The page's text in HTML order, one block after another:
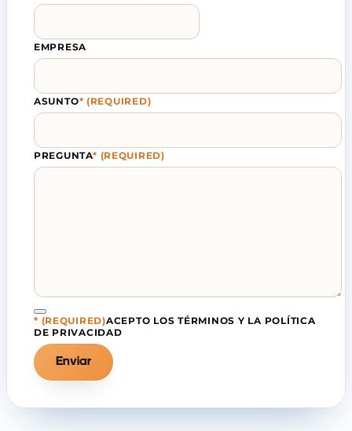
EMPRESA
ASUNTO* (REQUIRED)
PREGUNTA* (REQUIRED)
* (REQUIRED)ACEPTO LOS TÉRMINOS Y LA POLÍTICA
DE PRIVACIDAD
Enviar